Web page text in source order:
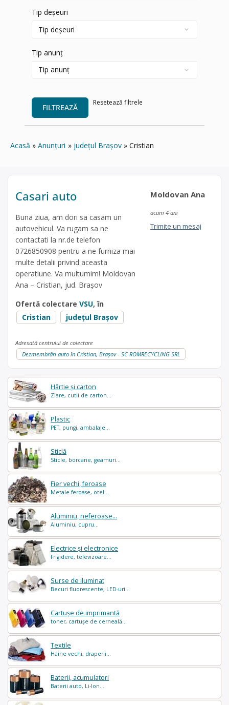
Tip deșeuri
Tip anunț
FILTREAZĂ
Resetează filtrele
Acasă Anunțuri județul Brașov Cristian
Hârtie și carton
Ziare, cutii de carton...
Plastic
PET, pungi, ambalaje...
Sticlă
Sticle, borcane, geamuri...
Fier vechi, feroase
Metale feroase, otel...
Aluminiu, neferoase...
Aluminiu, cupru...
Electrice și electronice
Frigidere, televizoare...
Surse de iluminat
Becuri fluorescente, LED-uri...
Cartușe de imprimantă
toner, cartușe de cerneală...
Textile
Haine vechi, draperii...
Baterii, acumulatori
Baterii auto, Li-Ion...
Casari auto
Buna ziua, am dori sa casam un
autovehicul. Va rugam sa ne
contactati la nr.de telefon
0726850908 pentru a ne furniza mai
multe detalii privind aceasta
operatiune. Va multumim! Moldovan
Ana – Cristian, jud. Brașov
Ofertă colectare VSU, în
Cristian
județul Brașov
Moldovan Ana
acum 4 ani
Trimite un mesaj
Adresată centrului de colectare
Dezmembrări auto în Cristian, Brașov - SC ROMRECYCLING SRL